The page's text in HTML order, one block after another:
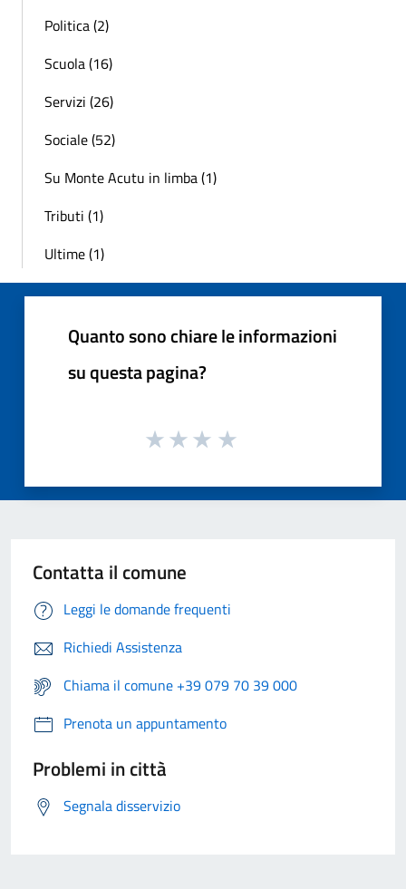
Politica (2)
Scuola (16)
Servizi (26)
Sociale (52)
Su Monte Acutu in limba (1)
Tributi (1)
Ultime (1)
Quanto sono chiare le informazioni
su questa pagina?
Contatta il comune
Leggi le domande frequenti
Richiedi Assistenza
Chiama il comune +39 079 70 39 000
Prenota un appuntamento
Problemi in città
Segnala disservizio